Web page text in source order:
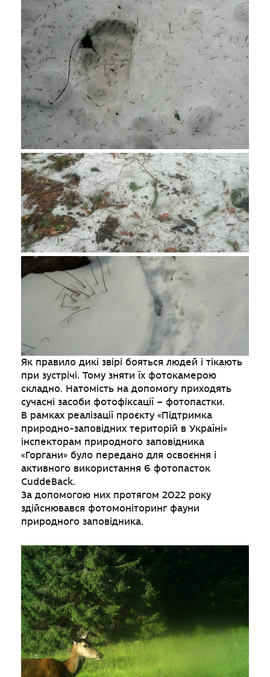
Як правило дикі звірі бояться людей і тікають
при зустрічі. Тому зняти їх фотокамерою
складно. Натомість на допомогу приходять
сучасні засоби фотофіксації – фотопастки.
В рамках реалізації проєкту «Підтримка
природно-заповідних територій в Україні»
інспекторам природного заповідника
«Горгани» було передано для освоєння і
активного використання 6 фотопасток
CuddeBack.
За допомогою них протягом 2022 року
здійснювався фотомоніторинг фауни
природного заповідника.